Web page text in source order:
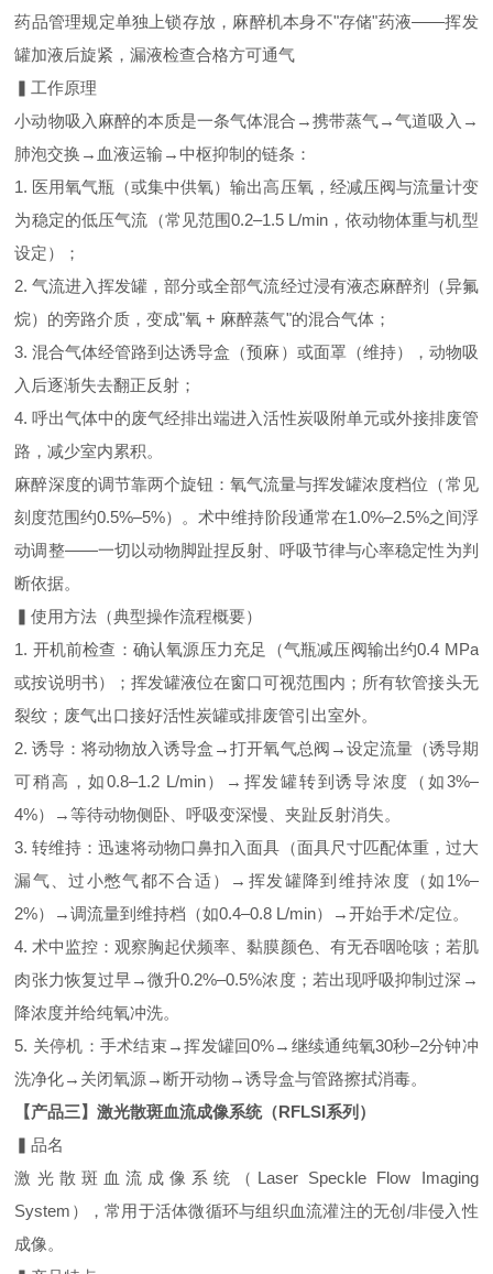
药品管理规定单独上锁存放，麻醉机本身不"存储"药液——挥发
罐加液后旋紧，漏液检查合格方可通气
▍工作原理
小动物吸入麻醉的本质是一条气体混合→携带蒸气→气道吸入→
肺泡交换→血液运输→中枢抑制的链条：
1. 医用氧气瓶（或集中供氧）输出高压氧，经减压阀与流量计变
为稳定的低压气流（常见范围0.2–1.5 L/min，依动物体重与机型
设定）；
2. 气流进入挥发罐，部分或全部气流经过浸有液态麻醉剂（异氟
烷）的旁路介质，变成"氧 + 麻醉蒸气"的混合气体；
3. 混合气体经管路到达诱导盒（预麻）或面罩（维持），动物吸
入后逐渐失去翻正反射；
4. 呼出气体中的废气经排出端进入活性炭吸附单元或外接排废管
路，减少室内累积。
麻醉深度的调节靠两个旋钮：氧气流量与挥发罐浓度档位（常见
刻度范围约0.5%–5%）。术中维持阶段通常在1.0%–2.5%之间浮
动调整——一切以动物脚趾捏反射、呼吸节律与心率稳定性为判
断依据。
▍使用方法（典型操作流程概要）
1. 开机前检查：确认氧源压力充足（气瓶减压阀输出约0.4 MPa
或按说明书）；挥发罐液位在窗口可视范围内；所有软管接头无
裂纹；废气出口接好活性炭罐或排废管引出室外。
2. 诱导：将动物放入诱导盒→打开氧气总阀→设定流量（诱导期
可稍高，如0.8–1.2 L/min）→挥发罐转到诱导浓度（如3%–
4%）→等待动物侧卧、呼吸变深慢、夹趾反射消失。
3. 转维持：迅速将动物口鼻扣入面具（面具尺寸匹配体重，过大
漏气、过小憋气都不合适）→挥发罐降到维持浓度（如1%–
2%）→调流量到维持档（如0.4–0.8 L/min）→开始手术/定位。
4. 术中监控：观察胸起伏频率、黏膜颜色、有无吞咽呛咳；若肌
肉张力恢复过早→微升0.2%–0.5%浓度；若出现呼吸抑制过深→
降浓度并给纯氧冲洗。
5. 关停机：手术结束→挥发罐回0%→继续通纯氧30秒–2分钟冲
洗净化→关闭氧源→断开动物→诱导盒与管路擦拭消毒。
【产品三】激光散斑血流成像系统（RFLSI系列）
▍品名
激光散斑血流成像系统（Laser Speckle Flow Imaging
System），常用于活体微循环与组织血流灌注的无创/非侵入性
成像。